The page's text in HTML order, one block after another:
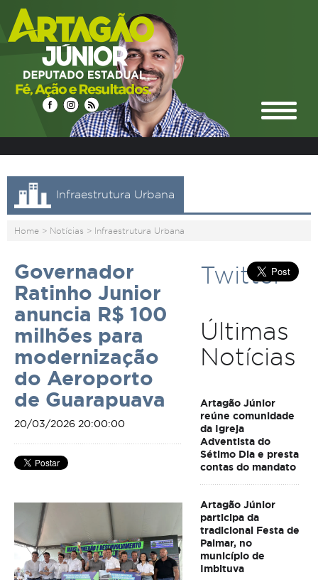
Infraestrutura Urbana
Home > Notícias > Infraestrutura Urbana
Governador
Ratinho Junior
anuncia R$ 100
milhões para
modernização
do Aeroporto
de Guarapuava
20/03/2026 20:00:00
Twitter
Últimas
Notícias
Artagão Júnior
reúne comunidade
da Igreja
Adventista do
Sétimo Dia e presta
contas do mandato
Artagão Júnior
participa da
tradicional Festa de
Palmar, no
município de
Imbituva